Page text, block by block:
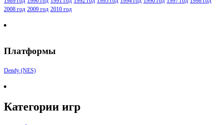
2008 год 2009 год 2010 год
Платформы
Dendy (NES)
Категории игр